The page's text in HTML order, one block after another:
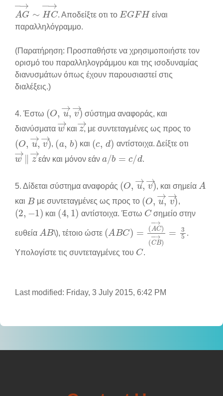
AG→ ∼HC →
. Αποδείξτε οτι το
EGFH
είναι
παραλληλόγραμμο.
(Παρατήρηση: Προσπαθήστε να χρησιμοποιήστε τον
ορισμό του παραλληλογράμμου και της ισοδυναμίας
διανυσμάτων όπως έχουν παρουσιαστεί στις
διαλέξεις.)
4. Έστω
( O u→,v )
σύστημα αναφοράς, και
διανύσματα
w→
και
z→
, με συντεταγμένες ως προς το
( O u→,v →
,
( b)
και
(c )
αντίστοιχα. Δείξτε οτι
w→∥z →
εάν και μόνον εάν
b
.
5. Δίδεται σύστημα αναφοράς
(O u→,v
, και σημεία
A
και
B
με συντεταγμένες ως προς το
(O u→,v
,
(2 −1)
και
( 4 1)
αντίστοιχα. Έστω
C
σημείο στην
ευθεία
A B
\), τέτοιο ώστε
(ABC)= C→)
(C Β→) 5
.
Υπολογίστε τις συντεταγμένες του
C
.
Last modified: Friday, 3 July 2015, 6:42 PM